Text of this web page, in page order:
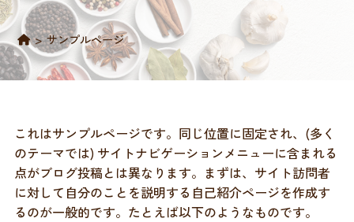
プ
> サンプルページ
これはサンプルページです。同じ位置に固定され、(多く
のテーマでは) サイトナビゲーションメニューに含まれる
点がブログ投稿とは異なります。まずは、サイト訪問者
に対して自分のことを説明する自己紹介ページを作成す
るのが一般的です。たとえば以下のようなものです。